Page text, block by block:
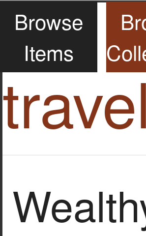
Browse
Items